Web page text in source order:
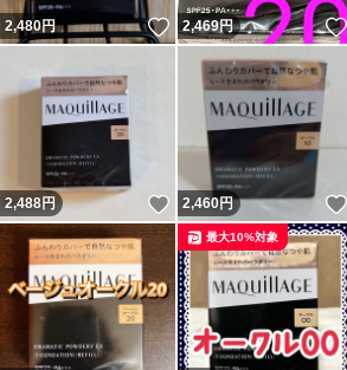
2,480円 いいね！
2,469円
2,488円 いいね！
2,460円
最大10%対象